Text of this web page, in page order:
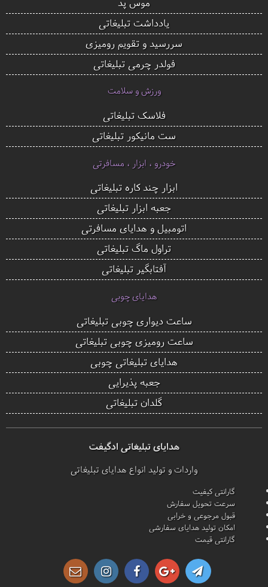
یادداشت تبلیغاتی
سررسید و تقویم رومیزی
فولدر چرمی تبلیغاتی
ورزش و سلامت
فلاسک تبلیغاتی
ست مانیکور تبلیغاتی
خودرو ، ابزار ، مسافرتی
ابزار چند کاره تبلیغاتی
جعبه ابزار تبلیغاتی
اتومبیل و هدایای مسافرتی
تراول ماگ تبلیغاتی
آفتابگیر تبلیغاتی
هدایای چوبی
ساعت دیواری چوبی تبلیغاتی
ساعت رومیزی چوبی تبلیغاتی
هدایای تبلیغاتی چوبی
جعبه پذیرایی
گلدان تبلیغاتی
هدایای تبلیغاتی ادگیفت
واردات و تولید انواع هدایای تبلیغاتی
گارانتی کیفیت
سرعت تحویل سفارش
قبول مرجوعی و خرابی
امکان تولید هدایای سفارشی
گارانتی قیمت